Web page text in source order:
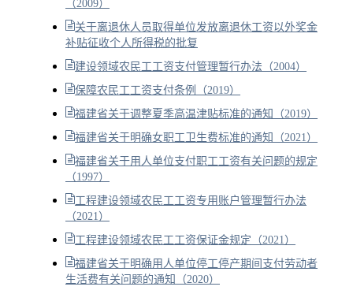
（2009）
关于离退休人员取得单位发放离退休工资以外奖金
补贴征收个人所得税的批复
建设领域农民工工资支付管理暂行办法（2004）
保障农民工工资支付条例（2019）
福建省关于调整夏季高温津贴标准的通知（2019）
福建省关于明确女职工卫生费标准的通知（2021）
福建省关于用人单位支付职工工资有关问题的规定
（1997）
工程建设领域农民工工资专用账户管理暂行办法
（2021）
工程建设领域农民工工资保证金规定（2021）
福建省关于明确用人单位停工停产期间支付劳动者
生活费有关问题的通知（2020）